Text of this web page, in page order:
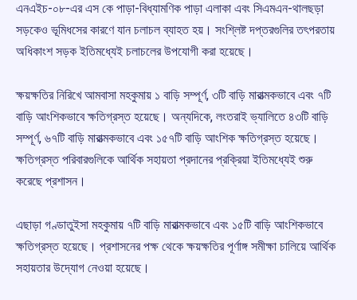
এনএইচ-০৮-এর এস কে পাড়া-বিধ্যামণিক পাড়া এলাকা এবং সিএমএন-থালছড়া
সড়কেও ভূমিধসের কারণে যান চলাচল ব্যাহত হয়। সংশ্লিষ্ট দপ্তরগুলির তৎপরতায়
অধিকাংশ সড়ক ইতিমধ্যেই চলাচলের উপযোগী করা হয়েছে।
ক্ষয়ক্ষতির নিরিখে আমবাসা মহকুমায় ১ বাড়ি সম্পূর্ণ, ৩টি বাড়ি মারাত্মকভাবে এবং ৭টি
বাড়ি আংশিকভাবে ক্ষতিগ্রস্ত হয়েছে। অন্যদিকে, লংতরাই ভ্যালিতে ৪৩টি বাড়ি
সম্পূর্ণ, ৬৭টি বাড়ি মারাত্মকভাবে এবং ১৫৭টি বাড়ি আংশিক ক্ষতিগ্রস্ত হয়েছে।
ক্ষতিগ্রস্ত পরিবারগুলিকে আর্থিক সহায়তা প্রদানের প্রক্রিয়া ইতিমধ্যেই শুরু
করেছে প্রশাসন।
এছাড়া গণ্ডাতুইসা মহকুমায় ৭টি বাড়ি মারাত্মকভাবে এবং ১৫টি বাড়ি আংশিকভাবে
ক্ষতিগ্রস্ত হয়েছে। প্রশাসনের পক্ষ থেকে ক্ষয়ক্ষতির পূর্ণাঙ্গ সমীক্ষা চালিয়ে আর্থিক
সহায়তার উদ্যোগ নেওয়া হয়েছে।